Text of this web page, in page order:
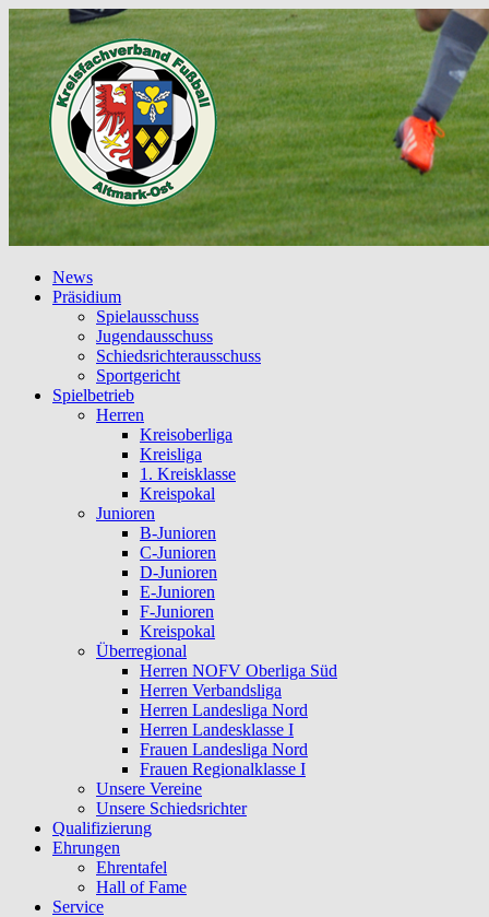
News
Präsidium
Spielausschuss
Jugendausschuss
Schiedsrichterausschuss
Sportgericht
Spielbetrieb
Herren
Kreisoberliga
Kreisliga
1. Kreisklasse
Kreispokal
Junioren
B-Junioren
C-Junioren
D-Junioren
E-Junioren
F-Junioren
Kreispokal
Überregional
Herren NOFV Oberliga Süd
Herren Verbandsliga
Herren Landesliga Nord
Herren Landesklasse I
Frauen Landesliga Nord
Frauen Regionalklasse I
Unsere Vereine
Unsere Schiedsrichter
Qualifizierung
Ehrungen
Ehrentafel
Hall of Fame
Service